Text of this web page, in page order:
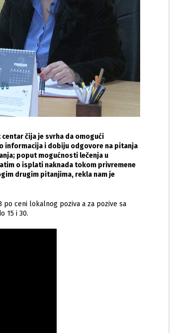
čija je svrha da omogući
informacija i dobiju odgovore na pitanja
poput mogućnosti lečenja u
o isplati naknada tokom privremene
drugim pitanjima, rekla nam je
po ceni lokalnog poziva a za pozive sa
15 i 30.